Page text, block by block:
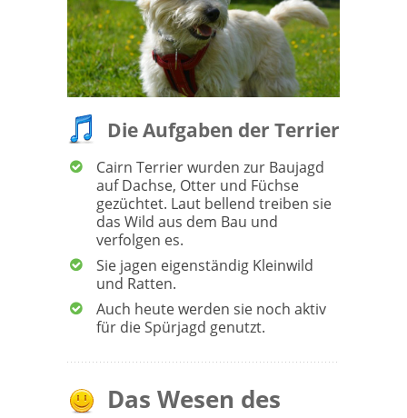
Die Aufgaben der Terrier
Cairn Terrier wurden zur Baujagd
auf Dachse, Otter und Füchse
gezüchtet. Laut bellend treiben sie
das Wild aus dem Bau und
verfolgen es.
Sie jagen eigenständig Kleinwild
und Ratten.
Auch heute werden sie noch aktiv
für die Spürjagd genutzt.
Das Wesen des